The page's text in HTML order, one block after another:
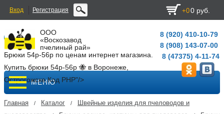
Вход Регистрация +00 руб.
ООО
«Воскозавод
пчелиный рай»
Брюки 54р-56р по ценам интернет магазина.
Купить брюки 54р-56р 🐝 в Воронеже,
Острогожске.Код PHP"/>
8 (920) 410-10-79
8 (908) 143-07-00
8 (47375) 4-11-74
МЕНЮ
Главная / Каталог /
Швейные изделия для пчеловодов и